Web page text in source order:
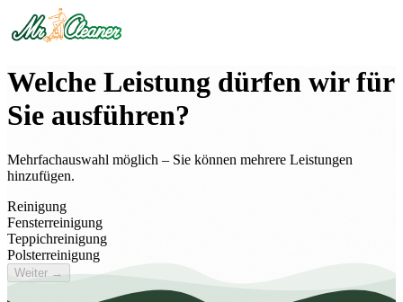
Welche Leistung dürfen wir für
Sie ausführen?
Mehrfachauswahl möglich – Sie können mehrere Leistungen
hinzufügen.
Reinigung
Fensterreinigung
Teppichreinigung
Polsterreinigung
Weiter →